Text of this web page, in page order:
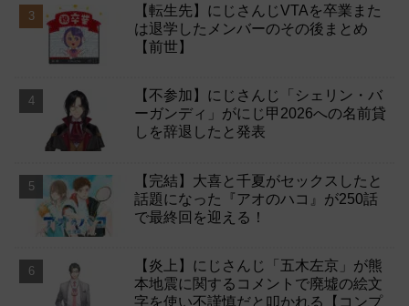
【転生先】にじさんじVTAを卒業また
は退学したメンバーのその後まとめ
【前世】
【不参加】にじさんじ「シェリン・バ
ーガンディ」がにじ甲2026への名前貸
しを辞退したと発表
【完結】大喜と千夏がセックスしたと
話題になった『アオのハコ』が250話
で最終回を迎える！
【炎上】にじさんじ「五木左京」が熊
本地震に関するコメントで廃墟の絵文
字を使い不謹慎だと叩かれる【コンプ